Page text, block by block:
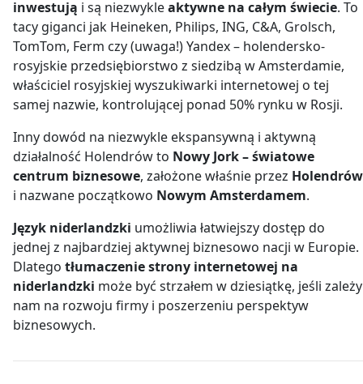
inwestują i są niezwykleaktywne na całym świecie. To
tacy giganci jak Heineken, Philips, ING, C&A, Grolsch,
TomTom, Ferm czy (uwaga!) Yandex – holendersko-
rosyjskie przedsiębiorstwo z siedzibą w Amsterdamie,
właściciel rosyjskiej wyszukiwarki internetowej o tej
samej nazwie, kontrolującej ponad 50% rynku w Rosji.
Inny dowód na niezwykle ekspansywną i aktywną
działalność Holendrów to Nowy Jork – światowe
centrum biznesowe, założone właśnie przez Holendrów
i nazwane początkowo Nowym Amsterdamem.
Język niderlandzki umożliwia łatwiejszy dostęp do
jednej z najbardziej aktywnej biznesowo nacji w Europie.
Dlatego tłumaczenie strony internetowej na
niderlandzki może być strzałem w dziesiątkę, jeśli zależy
nam na rozwoju firmy i poszerzeniu perspektyw
biznesowych.